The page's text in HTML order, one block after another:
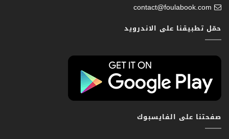
contact@foulabook.com
حمّل تطبيقنا على الاندرويد
صفحتنا على الفايسبوك